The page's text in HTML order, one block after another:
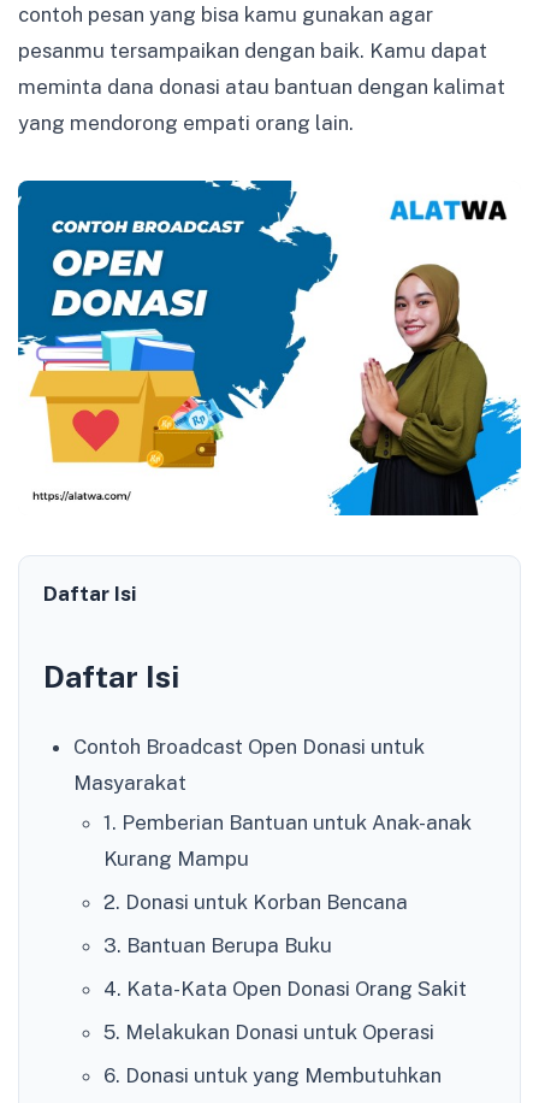
contoh pesan yang bisa kamu gunakan agar
pesanmu tersampaikan dengan baik. Kamu dapat
meminta dana donasi atau bantuan dengan kalimat
yang mendorong empati orang lain.
Daftar Isi
Daftar Isi
Contoh Broadcast Open Donasi untuk
Masyarakat
1. Pemberian Bantuan untuk Anak-anak
Kurang Mampu
2. Donasi untuk Korban Bencana
3. Bantuan Berupa Buku
4. Kata-Kata Open Donasi Orang Sakit
5. Melakukan Donasi untuk Operasi
6. Donasi untuk yang Membutuhkan